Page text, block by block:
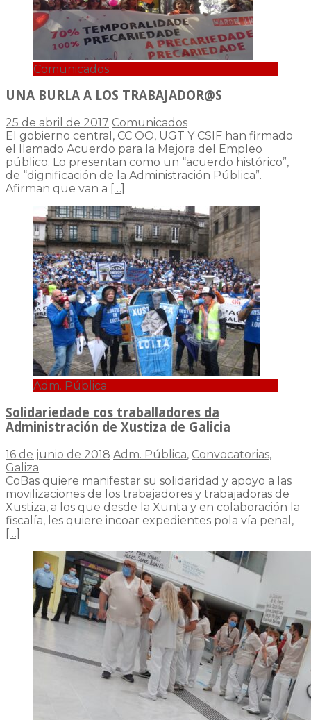
Comunicados
UNA BURLA A LOS TRABAJADOR@S
25 de abril de 2017 Comunicados
El gobierno central, CC OO, UGT Y CSIF han firmado
el llamado Acuerdo para la Mejora del Empleo
público. Lo presentan como un “acuerdo histórico”,
de “dignificación de la Administración Pública”.
Afirman que van a […]
Adm. Pública
Solidariedade cos traballadores da
Administración de Xustiza de Galicia
16 de junio de 2018 Adm. Pública, Convocatorias,
Galiza
CoBas quiere manifestar su solidaridad y apoyo a las
movilizaciones de los trabajadores y trabajadoras de
Xustiza, a los que desde la Xunta y en colaboración la
fiscalía, les quiere incoar expedientes pola vía penal,
[…]